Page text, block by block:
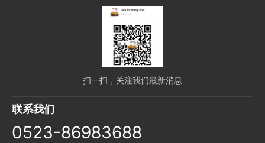
扫一扫，关注我们最新消息
联系我们
0523-86983688